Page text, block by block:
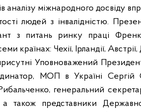
аналізу міжнародного досвіду
людей з інвалідністю.
з питань ринку праці
країнах: Чехії, Ірландії,
Уповноважений
МОП в Україні
генеральний
а також представники